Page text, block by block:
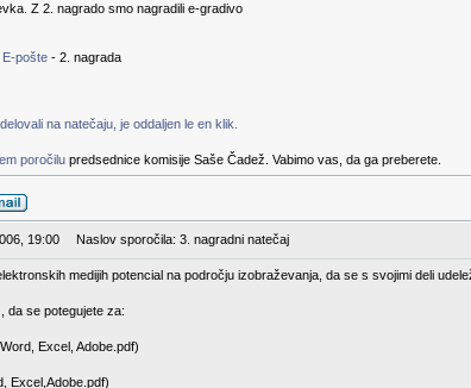
Z 2. nagrado smo nagradili e-gradivo
pošte - 2. nagrada
na natečaju, je oddaljen le en klik.
poročilu predsednice komisije Saše Čadež. Vabimo vas, da ga preberete.
19:00 Naslov sporočila: 3. nagradni natečaj
medijih potencial na področju izobraževanja, da se s svojimi deli
da se potegujete za:
Excel, Adobe.pdf)
Excel,Adobe.pdf)